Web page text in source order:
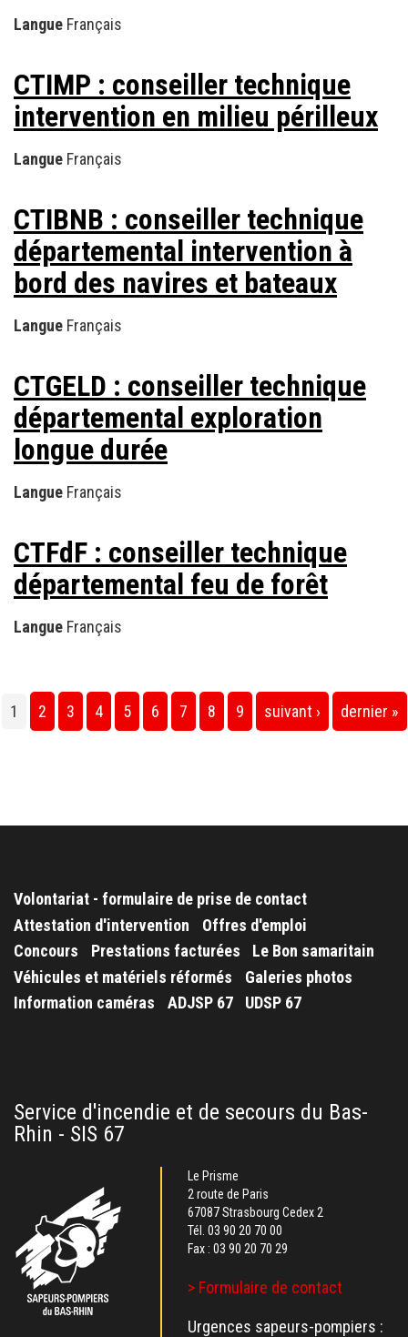
Langue Français
CTIMP : conseiller technique
intervention en milieu périlleux
Langue Français
CTIBNB : conseiller technique
départemental intervention à
bord des navires et bateaux
Langue Français
CTGELD : conseiller technique
départemental exploration
longue durée
Langue Français
CTFdF : conseiller technique
départemental feu de forêt
Langue Français
1 2 3 4 5 6 7 8 9 suivant › dernier »
Volontariat - formulaire de prise de contact
Attestation d'intervention
Offres d'emploi
Concours
Prestations facturées
Le Bon samaritain
Véhicules et matériels réformés
Galeries photos
Information caméras
ADJSP 67 UDSP 67
Service d'incendie et de secours du Bas-
Rhin - SIS 67
Le Prisme
2 route de Paris
67087 Strasbourg Cedex 2
Tél. 03 90 20 70 00
Fax : 03 90 20 70 29
> Formulaire de contact
Urgences sapeurs-pompiers :